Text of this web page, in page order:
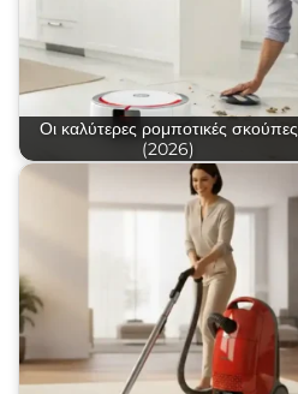
Οι καλύτερες ρομποτικές σκούπες
(2026)